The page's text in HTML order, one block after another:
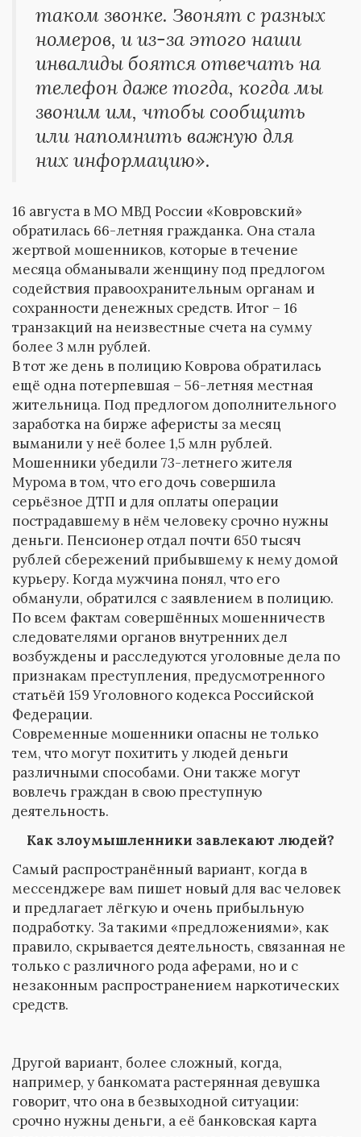
таком звонке. Звонят с разных
номеров, и из-за этого наши
инвалиды боятся отвечать на
телефон даже тогда, когда мы
звоним им, чтобы сообщить
или напомнить важную для
них информацию».
16 августа в МО МВД России «Ковровский»
обратилась 66-летняя гражданка. Она стала
жертвой мошенников, которые в течение
месяца обманывали женщину под предлогом
содействия правоохранительным органам и
сохранности денежных средств. Итог – 16
транзакций на неизвестные счета на сумму
более 3 млн рублей.
В тот же день в полицию Коврова обратилась
ещё одна потерпевшая – 56-летняя местная
жительница. Под предлогом дополнительного
заработка на бирже аферисты за месяц
выманили у неё более 1,5 млн рублей.
Мошенники убедили 73-летнего жителя
Мурома в том, что его дочь совершила
серьёзное ДТП и для оплаты операции
пострадавшему в нём человеку срочно нужны
деньги. Пенсионер отдал почти 650 тысяч
рублей сбережений прибывшему к нему домой
курьеру. Когда мужчина понял, что его
обманули, обратился с заявлением в полицию.
По всем фактам совершённых мошенничеств
следователями органов внутренних дел
возбуждены и расследуются уголовные дела по
признакам преступления, предусмотренного
статьёй 159 Уголовного кодекса Российской
Федерации.
Современные мошенники опасны не только
тем, что могут похитить у людей деньги
различными способами. Они также могут
вовлечь граждан в свою преступную
деятельность.
Как злоумышленники завлекают людей?
Самый распространённый вариант, когда в
мессенджере вам пишет новый для вас человек
и предлагает лёгкую и очень прибыльную
подработку. За такими «предложениями», как
правило, скрывается деятельность, связанная не
только с различного рода аферами, но и с
незаконным распространением наркотических
средств.
Другой вариант, более сложный, когда,
например, у банкомата растерянная девушка
говорит, что она в безвыходной ситуации:
срочно нужны деньги, а её банковская карта